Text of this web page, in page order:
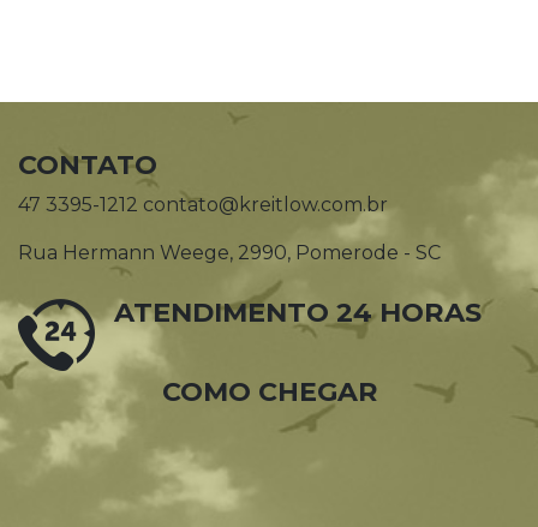
CONTATO
47 3395-1212 contato@kreitlow.com.br
Rua Hermann Weege, 2990, Pomerode - SC
ATENDIMENTO 24 HORAS
COMO CHEGAR